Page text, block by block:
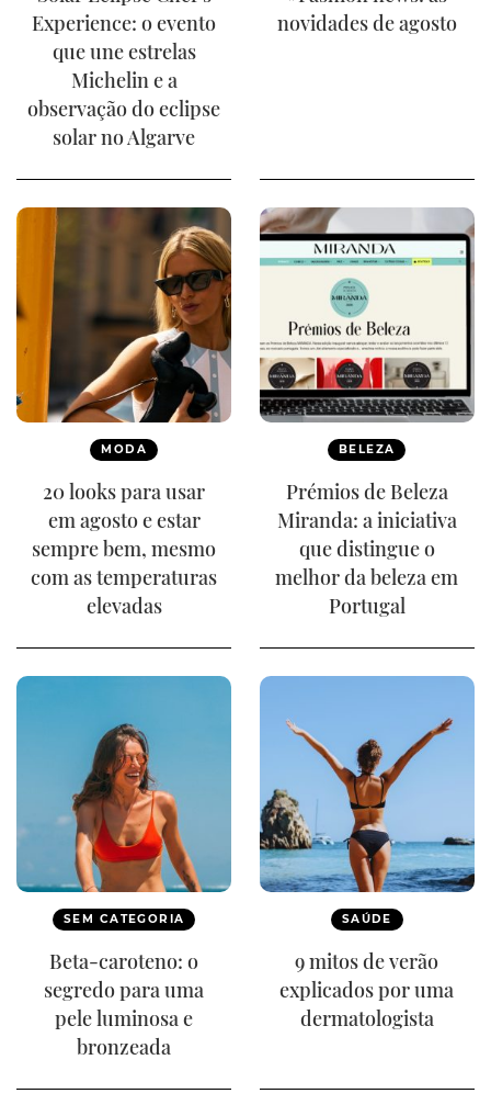
Experience: o evento
que une estrelas
Michelin e a
observação do eclipse
solar no Algarve
novidades de agosto
MODA
20 looks para usar
em agosto e estar
sempre bem, mesmo
com as temperaturas
elevadas
BELEZA
Prémios de Beleza
Miranda: a iniciativa
que distingue o
melhor da beleza em
Portugal
SEM CATEGORIA
Beta-caroteno: o
segredo para uma
pele luminosa e
bronzeada
SAÚDE
9 mitos de verão
explicados por uma
dermatologista